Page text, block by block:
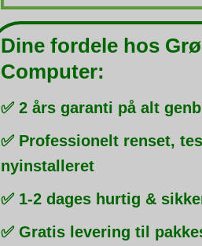
Dine fordele hos
Computer:
✅ 2 års garanti på alt
✅ Professionelt renset,
nyinstalleret
✅ 1-2 dages hurtig &
✅ Gratis levering til